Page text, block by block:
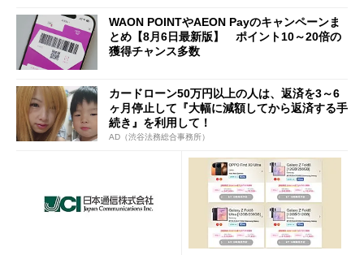
WAON POINTやAEON Payのキャンペーンま
とめ【8月6日最新版】 ポイント10～20倍の
獲得チャンス多数
カードローン50万円以上の人は、返済を3～6
ヶ月停止して『大幅に減額してから返済する手
続き』を利用して！
AD（渋谷法務総合事務所）